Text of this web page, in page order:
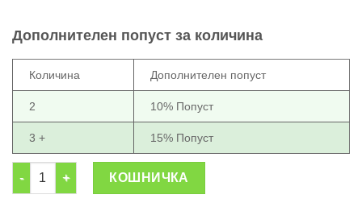
5,999.00 ден.3,999.00 ден.
Дополнителен попуст за количина
Количина Дополнителен попуст
2 10% Попуст
3 + 15% Попуст
Сет тегови во куќиште 15 кг. од хромирано железо количина
КОШНИЧКА